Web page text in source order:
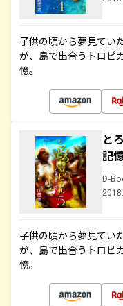
子供の頃から夢見てい
が、島で出合うトロピ
憶。
と
記
D-
子供の頃から夢見てい
が、島で出合うトロピ
憶。